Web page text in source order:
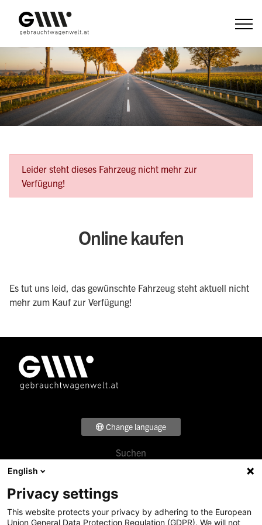
Zum
Inhalt
Fehlermeldung
Leider steht dieses Fahrzeug nicht mehr zur
Verfügung!
Online kaufen
Es tut uns leid, das gewünschte Fahrzeug steht aktuell nicht
mehr zum Kauf zur Verfügung!
Change language
Footer
1
Suchen
Über uns
Footer
Standorte
News & Events
English
Privacy settings
This website protects your privacy by adhering to the European
Union General Data Protection Regulation (GDPR). We will not